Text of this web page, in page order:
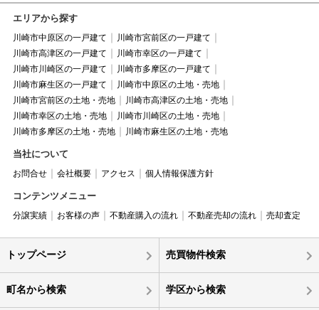
エリアから探す
川崎市中原区の一戸建て
川崎市宮前区の一戸建て
川崎市高津区の一戸建て
川崎市幸区の一戸建て
川崎市川崎区の一戸建て
川崎市多摩区の一戸建て
川崎市麻生区の一戸建て
川崎市中原区の土地・売地
川崎市宮前区の土地・売地
川崎市高津区の土地・売地
川崎市幸区の土地・売地
川崎市川崎区の土地・売地
川崎市多摩区の土地・売地
川崎市麻生区の土地・売地
当社について
お問合せ 会社概要 アクセス 個人情報保護方針
コンテンツメニュー
分譲実績 お客様の声 不動産購入の流れ 不動産売却の流れ 売却査定
トップページ 売買物件検索
町名から検索 学区から検索